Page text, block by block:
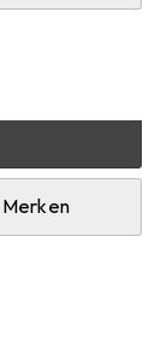
Merken